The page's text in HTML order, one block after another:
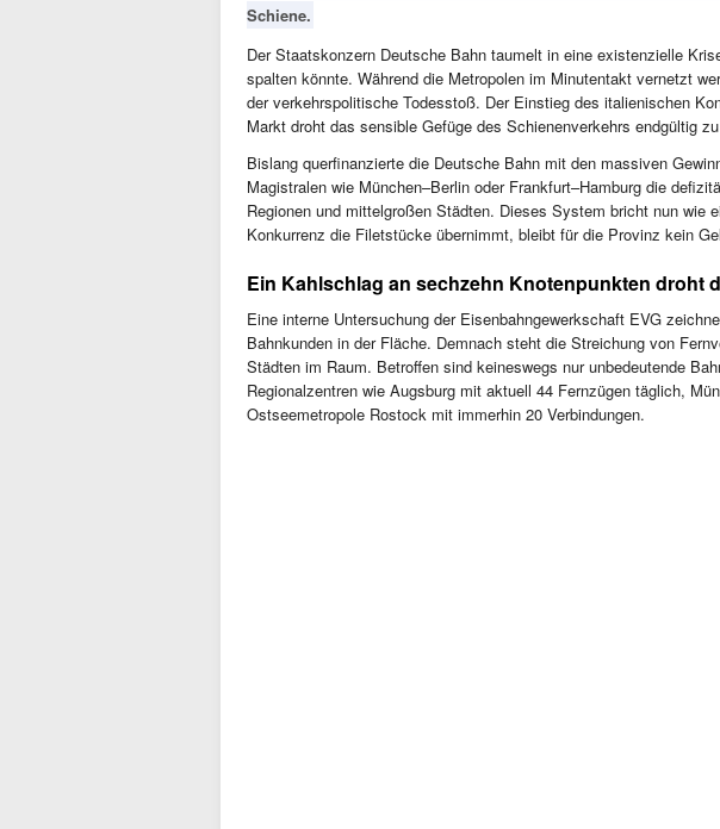
Schiene.
Der Staatskonzern Deutsche Bahn taumelt in eine existenzielle
spalten könnte. Während die Metropolen im Minutentakt vernetzt
der verkehrspolitische Todesstoß. Der Einstieg des italienischen
Markt droht das sensible Gefüge des Schienenverkehrs endgültig
Bislang querfinanzierte die Deutsche Bahn mit den massiven
Magistralen wie München–Berlin oder Frankfurt–Hamburg die
Regionen und mittelgroßen Städten. Dieses System bricht nun wie
Konkurrenz die Filetstücke übernimmt, bleibt für die Provinz kein
Ein Kahlschlag an sechzehn Knotenpunkten droht
Eine interne Untersuchung der Eisenbahngewerkschaft EVG
Bahnkunden in der Fläche. Demnach steht die Streichung von
Städten im Raum. Betroffen sind keineswegs nur unbedeutende
Regionalzentren wie Augsburg mit aktuell 44 Fernzügen täglich,
Ostseemetropole Rostock mit immerhin 20 Verbindungen.